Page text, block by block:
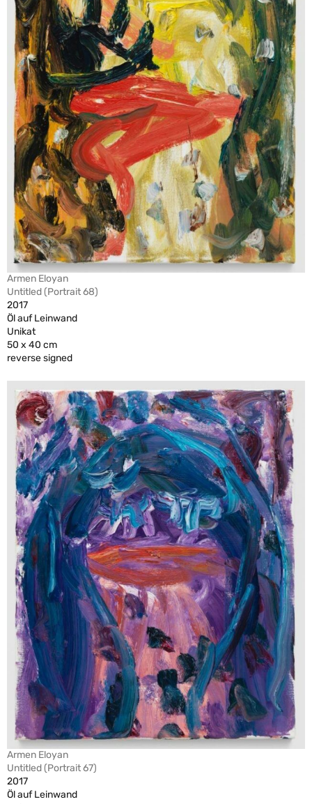
Armen Eloyan
Untitled (Portrait 68)
2017
Öl auf Leinwand
Unikat
50 x 40 cm
reverse signed
Armen Eloyan
Untitled (Portrait 67)
2017
Öl auf Leinwand